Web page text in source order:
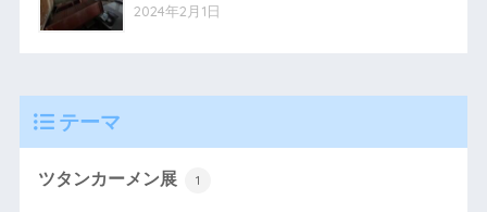
2024年2月1日
テーマ
ツタンカーメン展 1